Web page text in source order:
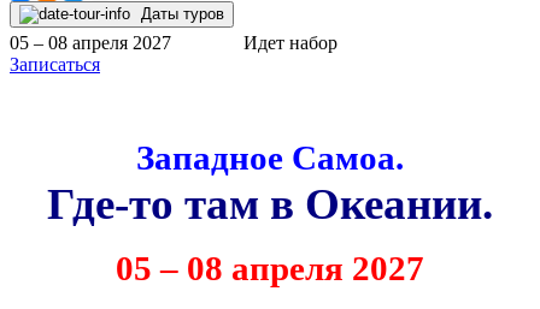
Даты туров
05 – 08 апреля 2027
Идет набор
Записаться
Западное Самоа.
Где-то там в Океании.
05 – 08 апреля 2027